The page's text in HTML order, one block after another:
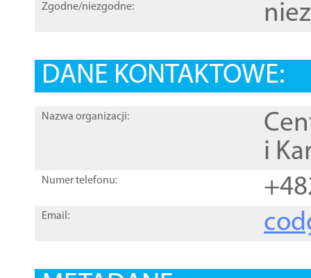
Zgodne/niezgodne:
DANE KONTAKTOWE:
Nazwa organizacji:
i
Numer telefonu:
Email: